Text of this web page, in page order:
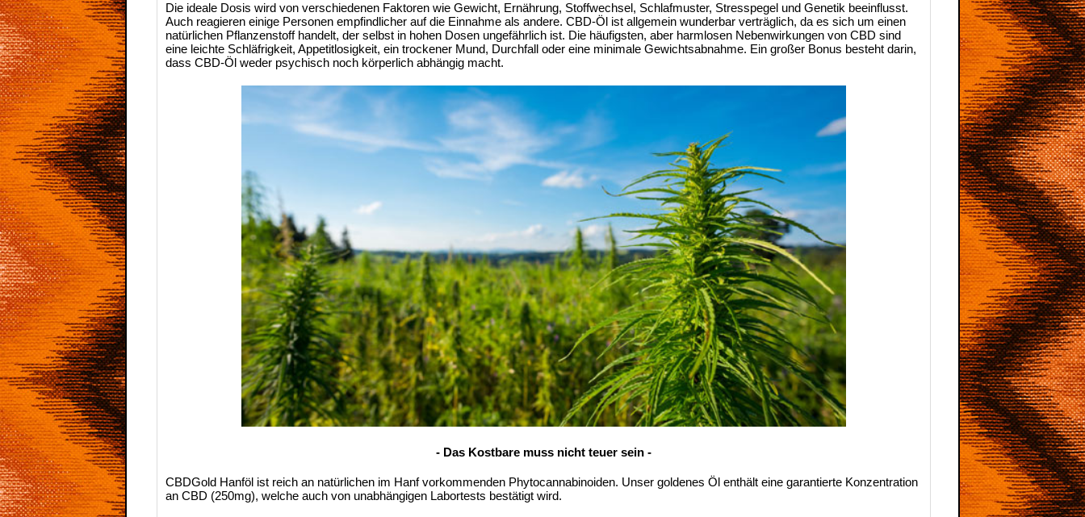
Die ideale Dosis wird von verschiedenen Faktoren wie Gewicht, Ernährung, Stoffwechsel, Schlafmuster, Stresspegel und Genetik beeinflusst.
Auch reagieren einige Personen empfindlicher auf die Einnahme als andere. CBD-Öl ist allgemein wunderbar verträglich, da es sich um einen
natürlichen Pflanzenstoff handelt, der selbst in hohen Dosen ungefährlich ist. Die häufigsten, aber harmlosen Nebenwirkungen von CBD sind
eine leichte Schläfrigkeit, Appetitlosigkeit, ein trockener Mund, Durchfall oder eine minimale Gewichtsabnahme. Ein großer Bonus besteht darin,
dass CBD-Öl weder psychisch noch körperlich abhängig macht.
- Das Kostbare muss nicht teuer sein -
CBDGold Hanföl ist reich an natürlichen im Hanf vorkommenden Phytocannabinoiden. Unser goldenes Öl enthält eine garantierte Konzentration
an CBD (250mg), welche auch von unabhängigen Labortests bestätigt wird.